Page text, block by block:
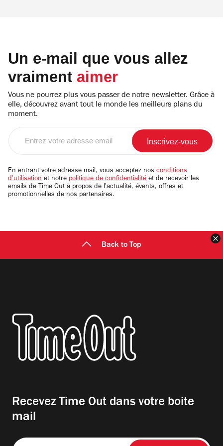
Un e-mail que vous allez
vraiment aimer
Vous ne pourrez plus vous passer de notre newsletter. Grâce à
elle, découvrez avant tout le monde les meilleurs plans du
moment.
email
En entrant votre adresse mail, vous acceptez nos conditions
d'utilisation et notre politique de confidentialité et de recevoir les
emails de Time Out à propos de l'actualité, évents, offres et
promotionnelles de nos partenaires.
Back to Top
Recevez Time Out dans votre boite
mail
Entrez